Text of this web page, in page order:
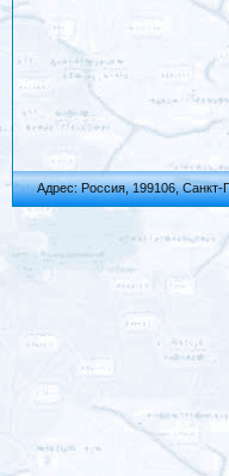
Адрес: Россия, 199106, Санкт-